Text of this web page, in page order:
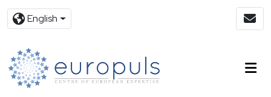
English